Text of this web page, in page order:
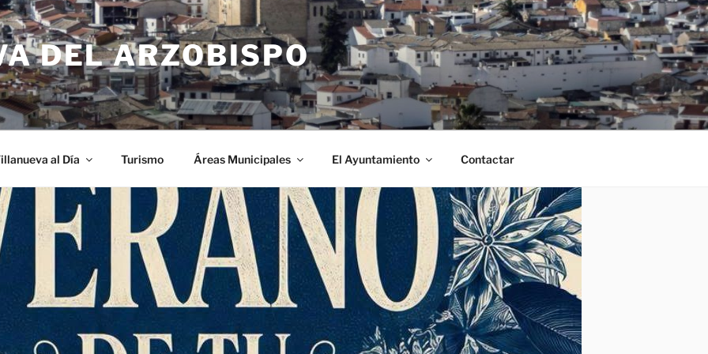
DEL ARZOBISPO
al Día Turismo Áreas Municipales El Ayuntamiento Contactar